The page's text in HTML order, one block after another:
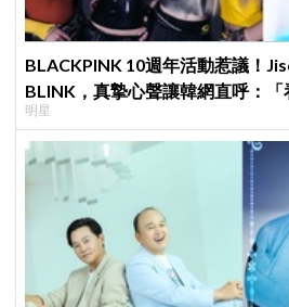
BLACKPINK 10週年活動惹議！
BLINK，真摯心聲讓韓網直呼：「
明星